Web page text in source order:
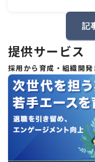
記
提供サービス
採用から育成・組織開